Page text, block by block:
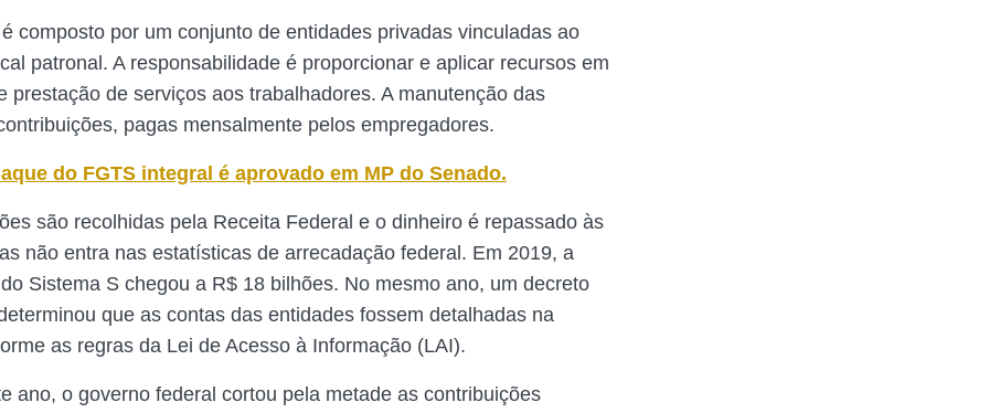
composto por um conjunto de entidades privadas vinculadas ao
patronal. A responsabilidade é proporcionar e aplicar recursos em
prestação de serviços aos trabalhadores. A manutenção das
pagas mensalmente pelos empregadores.
do FGTS integral é aprovado em MP do Senado.
são recolhidas pela Receita Federal e o dinheiro é repassado às
não entra nas estatísticas de arrecadação federal. Em 2019, a
Sistema S chegou a R$ 18 bilhões. No mesmo ano, um decreto
que as contas das entidades fossem detalhadas na
as regras da Lei de Acesso à Informação (LAI).
ano, o governo federal cortou pela metade as contribuições